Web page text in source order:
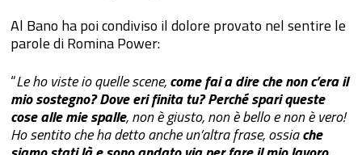
Al Bano ha poi condiviso il dolore provato nel sentire le
parole di Romina Power:
“Le ho viste io quelle scene,come fai a dire che non c’era il
mio sostegno? Dove eri finita tu? Perché spari queste
cose alle mie spalle, non è giusto, non è bello e non è vero!
Ho sentito che ha detto anche un’altra frase, ossiache